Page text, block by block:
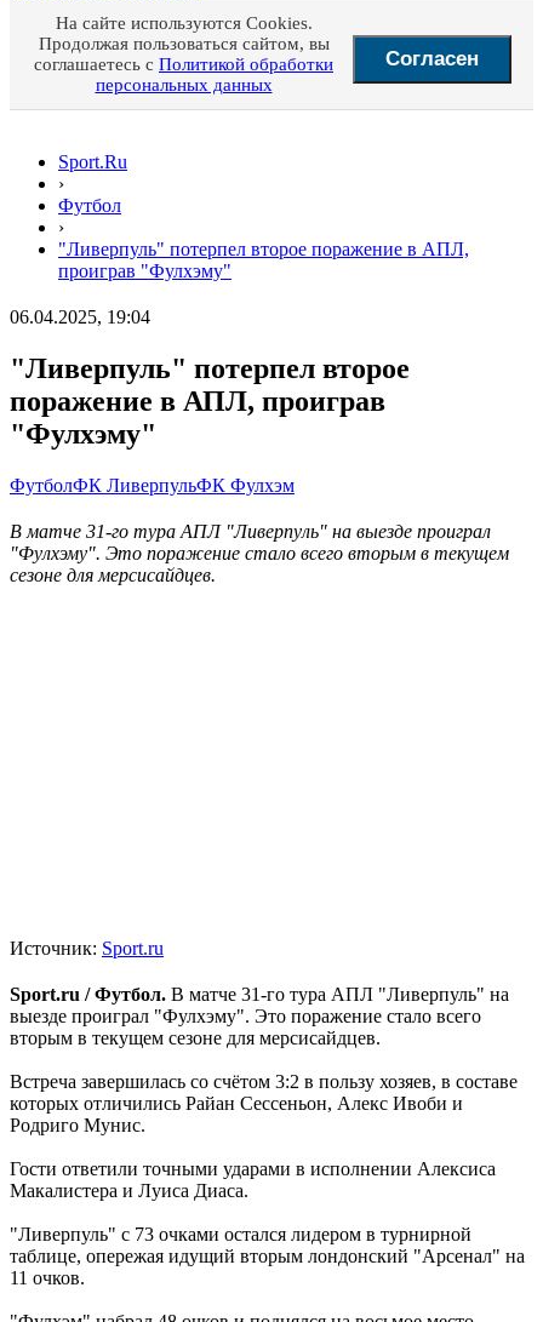
На сайте используются Cookies.
Продолжая пользоваться сайтом, вы
соглашаетесь с Политикой обработки
персональных данных
Согласен
Sport.Ru
›
Футбол
›
"Ливерпуль" потерпел второе поражение в АПЛ,
проиграв "Фулхэму"
06.04.2025, 19:04
"Ливерпуль" потерпел второе
поражение в АПЛ, проиграв
"Фулхэму"
ФутболФК ЛиверпульФК Фулхэм
В матче 31-го тура АПЛ "Ливерпуль" на выезде проиграл
"Фулхэму". Это поражение стало всего вторым в текущем
сезоне для мерсисайдцев.
Источник: Sport.ru
Sport.ru / Футбол. В матче 31-го тура АПЛ "Ливерпуль" на
выезде проиграл "Фулхэму". Это поражение стало всего
вторым в текущем сезоне для мерсисайдцев.
Встреча завершилась со счётом 3:2 в пользу хозяев, в составе
которых отличились Райан Сессеньон, Алекс Ивоби и
Родриго Мунис.
Гости ответили точными ударами в исполнении Алексиса
Макалистера и Луиса Диаса.
"Ливерпуль" с 73 очками остался лидером в турнирной
таблице, опережая идущий вторым лондонский "Арсенал" на
11 очков.